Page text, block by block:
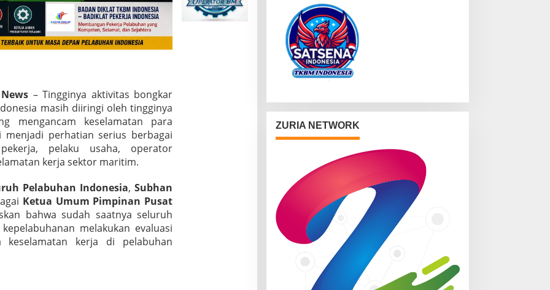
– Tingginya aktivitas bongkar
masih diiringi oleh tingginya
mengancam keselamatan para
menjadi perhatian serius berbagai
pelaku usaha, operator
kerja sektor maritim.
Pelabuhan Indonesia,Subhan
Ketua Umum Pimpinan Pusat
bahwa sudah saatnya seluruh
melakukan evaluasi
keselamatan kerja di pelabuhan
ZURIA NETWORK